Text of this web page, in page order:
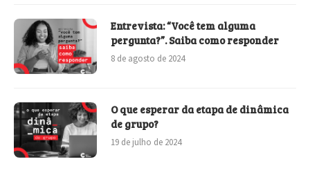
Entrevista: “Você tem alguma
pergunta?”. Saiba como responder
8 de agosto de 2024
O que esperar da etapa de dinâmica
de grupo?
19 de julho de 2024